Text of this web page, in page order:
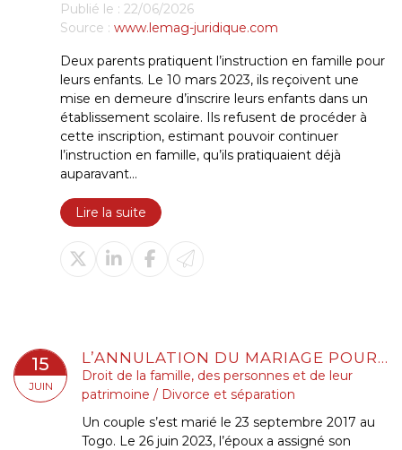
Publié le : 22/06/2026
Source : www.lemag-juridique.com
Deux parents pratiquent l’instruction en famille pour
leurs enfants. Le 10 mars 2023, ils reçoivent une
mise en demeure d’inscrire leurs enfants dans un
établissement scolaire. Ils refusent de procéder à
cette inscription, estimant pouvoir continuer
l’instruction en famille, qu’ils pratiquaient déjà
auparavant...
Lire la suite
L’ANNULATION DU MARIAGE POUR ERREUR SUR LES QUALITÉS ESSENTIELLES DE SON ÉPOUSE SE PRESCRIT EN CINQ ANS À COMPTER DE LA CÉLÉBRATION DU MARIAGE
15
JUIN
Droit de la famille, des personnes et de leur
patrimoine / Divorce et séparation
Un couple s’est marié le 23 septembre 2017 au
Togo. Le 26 juin 2023, l’époux a assigné son